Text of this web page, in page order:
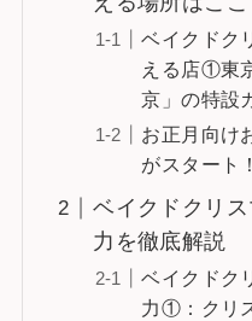
ベイクドク
える店①東
京」の特設
お正月向け
がスタート！
ベイクドクリ
力を徹底解説
ベイクドク
力①：クリ